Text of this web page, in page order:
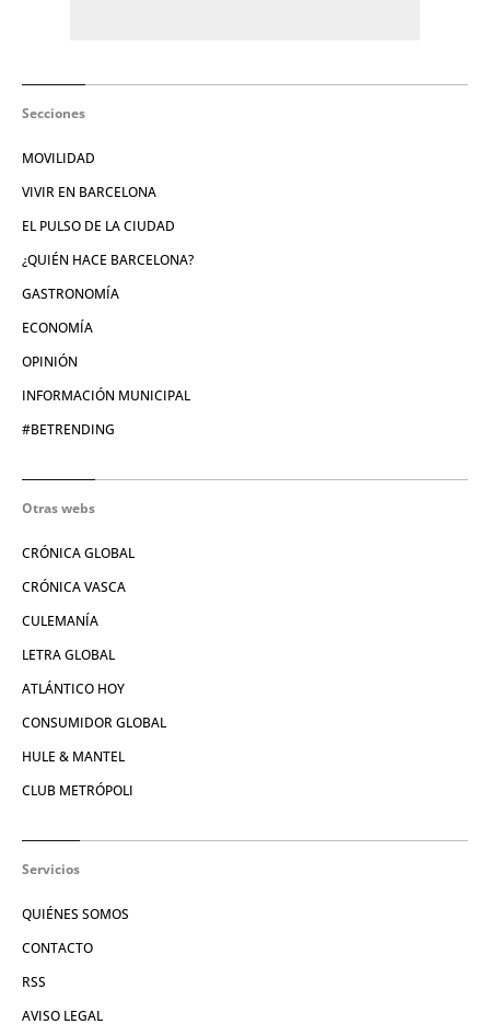
Secciones
MOVILIDAD
VIVIR EN BARCELONA
EL PULSO DE LA CIUDAD
¿QUIÉN HACE BARCELONA?
GASTRONOMÍA
ECONOMÍA
OPINIÓN
INFORMACIÓN MUNICIPAL
#BETRENDING
Otras webs
CRÓNICA GLOBAL
CRÓNICA VASCA
CULEMANÍA
LETRA GLOBAL
ATLÁNTICO HOY
CONSUMIDOR GLOBAL
HULE & MANTEL
CLUB METRÓPOLI
Servicios
QUIÉNES SOMOS
CONTACTO
RSS
AVISO LEGAL